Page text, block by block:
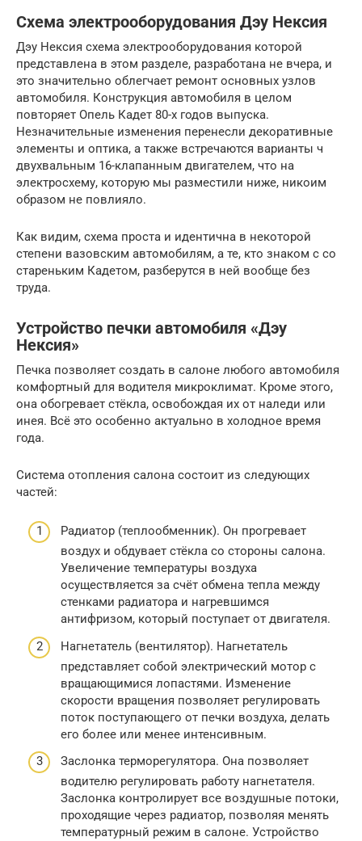
Схема электрооборудования Дэу Нексия
Дэу Нексия схема электрооборудования которой
представлена в этом разделе, разработана не вчера, и
это значительно облегчает ремонт основных узлов
автомобиля. Конструкция автомобиля в целом
повторяет Опель Кадет 80-х годов выпуска.
Незначительные изменения перенесли декоративные
элементы и оптика, а также встречаются варианты ч
двухвальным 16-клапанным двигателем, что на
электросхему, которую мы разместили ниже, никоим
образом не повлияло.
Как видим, схема проста и идентична в некоторой
степени вазовским автомобилям, а те, кто знаком с со
стареньким Кадетом, разберутся в ней вообще без
труда.
Устройство печки автомобиля «Дэу
Нексия»
Печка позволяет создать в салоне любого автомобиля
комфортный для водителя микроклимат. Кроме этого,
она обогревает стёкла, освобождая их от наледи или
инея. Всё это особенно актуально в холодное время
года.
Система отопления салона состоит из следующих
частей:
Радиатор (теплообменник). Он прогревает
воздух и обдувает стёкла со стороны салона.
Увеличение температуры воздуха
осуществляется за счёт обмена тепла между
стенками радиатора и нагревшимся
антифризом, который поступает от двигателя.
Нагнетатель (вентилятор). Нагнетатель
представляет собой электрический мотор с
вращающимися лопастями. Изменение
скорости вращения позволяет регулировать
поток поступающего от печки воздуха, делать
его более или менее интенсивным.
Заслонка терморегулятора. Она позволяет
водителю регулировать работу нагнетателя.
Заслонка контролирует все воздушные потоки,
проходящие через радиатор, позволяя менять
температурный режим в салоне. Устройство